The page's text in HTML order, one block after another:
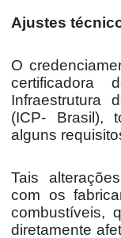
Ajustes
O
Infraestrutura
(ICP- Brasil),
alguns
Tais
com os
combustíveis,
diretamente